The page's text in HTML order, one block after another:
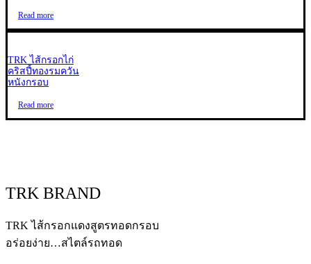
Read more
TRK ไส้กรอกไก่
คริสปี้ทองรมควัน
หนังกรอบ
Read more
TRK BRAND
TRK ไส้กรอกแดงสูตรทอดกรอบ
อร่อยง่าย…สไตล์รถทอด